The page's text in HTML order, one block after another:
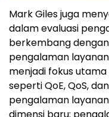
Mark Giles juga
dalam evaluasi
berkembang
pengalaman
menjadi fokus
seperti QoE, QoS,
pengalaman
dimensi baru: